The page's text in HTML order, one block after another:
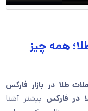
همه چیز
طلا در بازار فارکس
در فارکس بیشتر آشنا